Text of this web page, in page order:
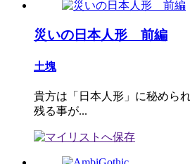
災いの日本人形 前編
土塊
貴方は「日本人形」に秘めら
残る事が...